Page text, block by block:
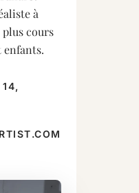
à
cours
enfants.
14,